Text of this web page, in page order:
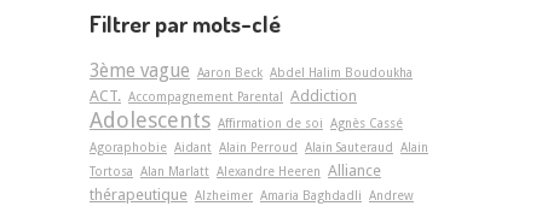
Filtrer par mots-clé
3ème vague Aaron Beck Abdel Halim Boudoukha
ACT. Accompagnement Parental Addiction
Adolescents Affirmation de soi Agnès Cassé
Agoraphobie Aidant Alain Perroud Alain Sauteraud
Alain
Tortosa Alan Marlatt Alexandre Heeren Alliance
thérapeutique Alzheimer Amaria Baghdadli Andrew